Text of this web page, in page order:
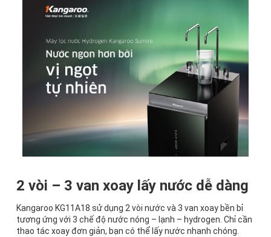
2 vòi – 3 van xoay lấy nước dễ dàng
Kangaroo KG11A18 sử dụng 2 vòi nước và 3 van xoay bền bỉ
tương ứng với 3 chế độ nước nóng – lạnh – hydrogen. Chỉ cần
thao tác xoay đơn giản, bạn có thể lấy nước nhanh chóng.